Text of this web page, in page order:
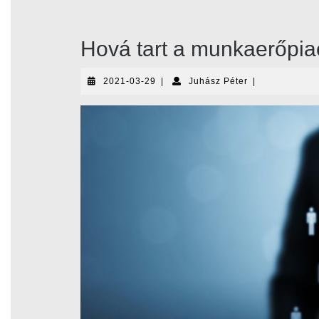
Hová tart a
2021-03-29 2021-
29
| Juhász PéterJuhász
|